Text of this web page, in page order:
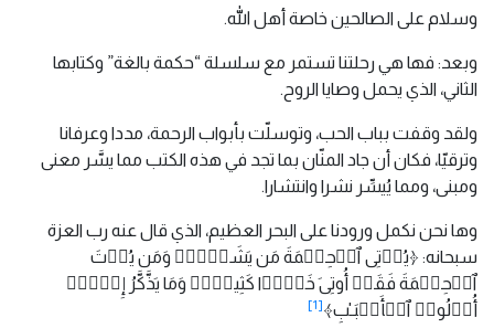
وسلام على الصالحين خاصة أهل الله.
وبعد: فها هي رحلتنا تستمر مع سلسلة “حكمة بالغة” وكتابها
الثاني، الذي يحمل وصايا الروح.
ولقد وقفت بباب الحب، وتوسلّت بأبواب الرحمة، مددا وعرفانا
وترقيّا، فكان أن جاد المنّان بما تجد في هذه الكتب مما يسَّر معنى
ومبنى، ومما يُيسِّر نشرا وانتشارا.
وها نحن نكمل ورودنا على البحر العظيم، الذي قال عنه رب العزة
سبحانه: ﴿یُؤۡتِی ٱلۡحِكۡمَةَ مَن یَشَاۤءُۚ وَمَن یُؤۡتَ
ٱلۡحِكۡمَةَ فَقَدۡ أُوتِیَ خَیۡرࣰا كَثِیرࣰاۗ وَمَا یَذَّكَّرُ إِلَّاۤ
أُو۟لُوا۟ ٱلۡأَلۡبَـٰبِ﴾[1]